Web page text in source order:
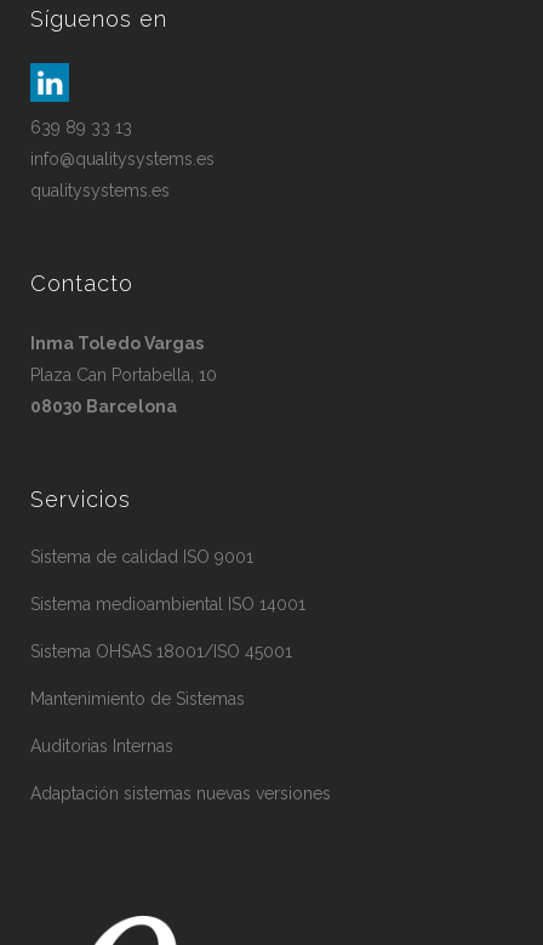
Síguenos en
639 89 33 13
info@qualitysystems.es
qualitysystems.es
Contacto
Inma Toledo Vargas
Plaza Can Portabella, 10
08030 Barcelona
Servicios
Sistema de calidad ISO 9001
Sistema medioambiental ISO 14001
Sistema OHSAS 18001/ISO 45001
Mantenimiento de Sistemas
Auditorias Internas
Adaptación sistemas nuevas versiones